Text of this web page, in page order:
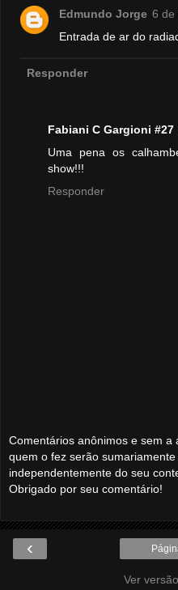
Edmundo Jorge 6 de
Entrada de ar do
Responder
Fabiani C Gargioni #27
Uma pena os
show!!!
Responder
Comentários anônimos e sem a
quem o fez serão sumariamente
independentemente do seu
Obrigado por seu comentário!
‹
Ver